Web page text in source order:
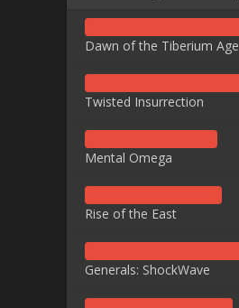
Dawn of the Tiberium Age
Twisted Insurrection
Mental Omega
Rise of the East
Generals: ShockWave